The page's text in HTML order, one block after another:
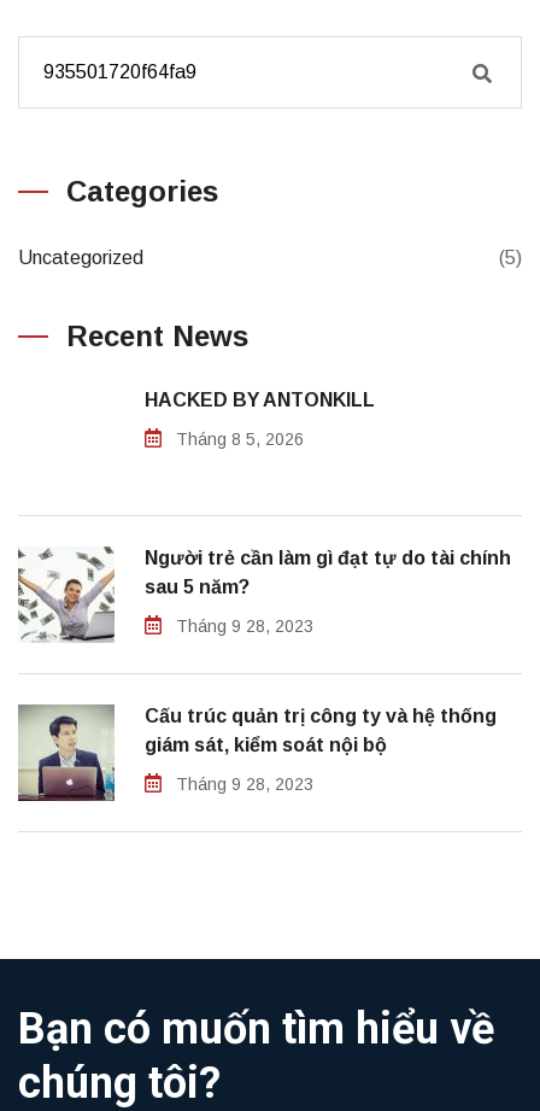
Categories
Uncategorized (5)
Recent News
HACKED BY ANTONKILL
Tháng 8 5, 2026
Người trẻ cần làm gì đạt tự do tài chính
sau 5 năm?
Tháng 9 28, 2023
Cấu trúc quản trị công ty và hệ thống
giám sát, kiểm soát nội bộ
Tháng 9 28, 2023
Bạn có muốn tìm hiểu về
chúng tôi?